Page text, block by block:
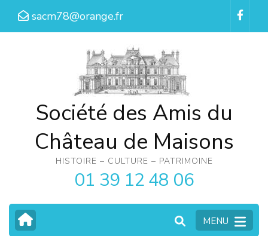
Aller
sacm78@orange.fr
Société des Amis du
Château de Maisons
HISTOIRE – CULTURE – PATRIMOINE
01 39 12 48 06
MENU